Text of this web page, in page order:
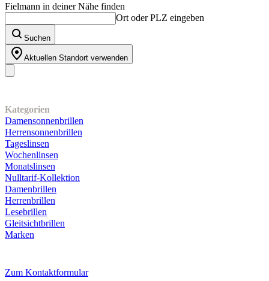
Fielmann in deiner Nähe finden
Ort oder PLZ eingeben
Suchen
Aktuellen Standort verwenden
Kategorien
Damensonnenbrillen
Herrensonnenbrillen
Tageslinsen
Wochenlinsen
Monatslinsen
Nulltarif-Kollektion
Damenbrillen
Herrenbrillen
Lesebrillen
Gleitsichtbrillen
Marken
Zum Kontaktformular